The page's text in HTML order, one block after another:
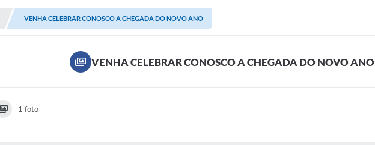
VENHA CELEBRAR CONOSCO A CHEGADA DO NOVO ANO
VENHA CELEBRAR CONOSCO A CHEGADA DO NOVO ANO
1 foto